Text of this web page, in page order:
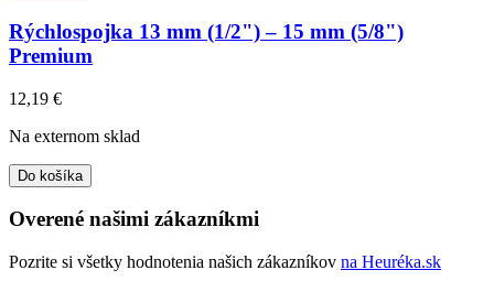
Rýchlospojka 13 mm (1/2") – 15 mm (5/8")
Premium
12,19 €
Na externom sklad
Do košíka
Overené našimi zákazníkmi
Pozrite si všetky hodnotenia našich zákazníkov na Heuréka.sk